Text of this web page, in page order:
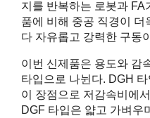
지를 반복하는 로봇과 FA
품에 비해 중공 직경이 더
다 자유롭고 강력한 구동
이번 신제품은 용도와 감
타입으로 나뉜다. DGH
이 장점으로 저감속비에
DGF 타입은 얇고 가벼우